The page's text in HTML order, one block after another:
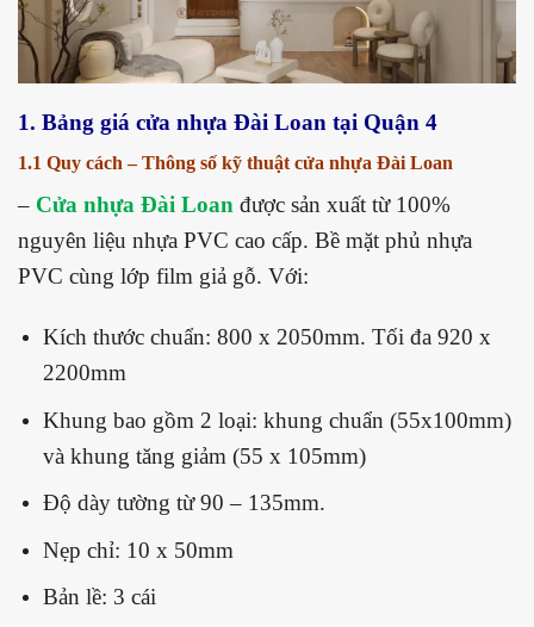
1. Bảng giá cửa nhựa Đài Loan tại Quận 4
1.1 Quy cách – Thông số kỹ thuật cửa nhựa Đài Loan
– Cửa nhựa Đài Loan được sản xuất từ 100%
nguyên liệu nhựa PVC cao cấp. Bề mặt phủ nhựa
PVC cùng lớp film giả gỗ. Với:
Kích thước chuẩn: 800 x 2050mm. Tối đa 920 x
2200mm
Khung bao gồm 2 loại: khung chuẩn (55x100mm)
và khung tăng giảm (55 x 105mm)
Độ dày tường từ 90 – 135mm.
Nẹp chỉ: 10 x 50mm
Bản lề: 3 cái